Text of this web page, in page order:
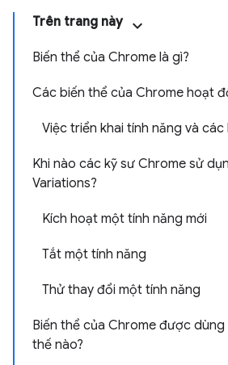
Trên trang này
Biến thể của Chrome là gì?
Các biến thể của Chrome hoạt
Việc triển khai tính năng và
Khi nào các kỹ sư Chrome sử
Variations?
Kích hoạt một tính năng mới
Tắt một tính năng
Thử thay đổi một tính năng
Biến thể của Chrome được
thế nào?